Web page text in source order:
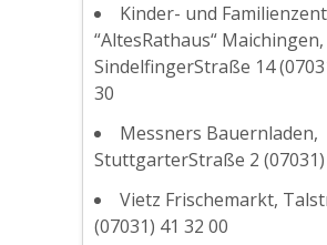
Kinder- und
“AltesRathaus“ Maichingen,
SindelfingerStraße 14
30
Messners Bauernladen,
StuttgarterStraße 2 (07031)
Vietz Frischemarkt,
(07031) 41 32 00